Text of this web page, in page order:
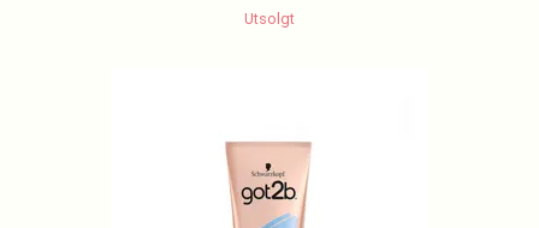
Utsolgt